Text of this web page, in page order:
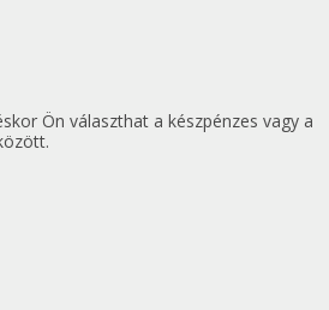
Ön választhat a készpénzes vagy a